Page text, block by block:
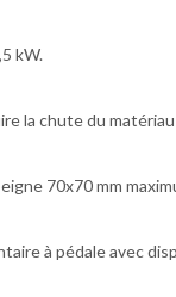
kW.
la chute du
70x70 mm
à pédale avec